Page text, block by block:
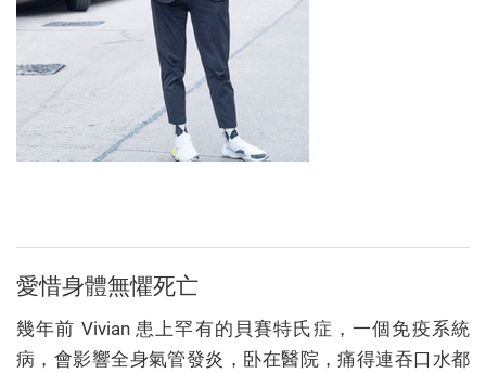
愛惜身體無懼死亡
幾年前 Vivian 患上罕有的貝賽特氏症，一個免疫系統
病，會影響全身氣管發炎，卧在醫院，痛得連吞口水都